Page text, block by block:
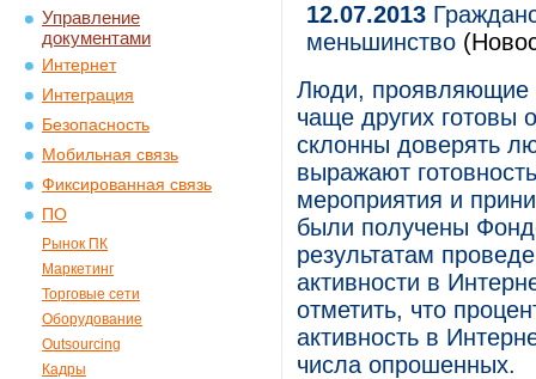
Управление
документами
Интернет
Интеграция
Безопасность
Мобильная связь
Фиксированная связь
ПО
Рынок ПК
Маркетинг
Торговые сети
Оборудование
Outsourcing
Кадры
12.07.2013
меньшинство
Люди, проявляющие
чаще других готовы
склонны доверять
выражают
мероприятия и
были получены
результатам
активности в
отметить, что
активность в
числа опрошенных.